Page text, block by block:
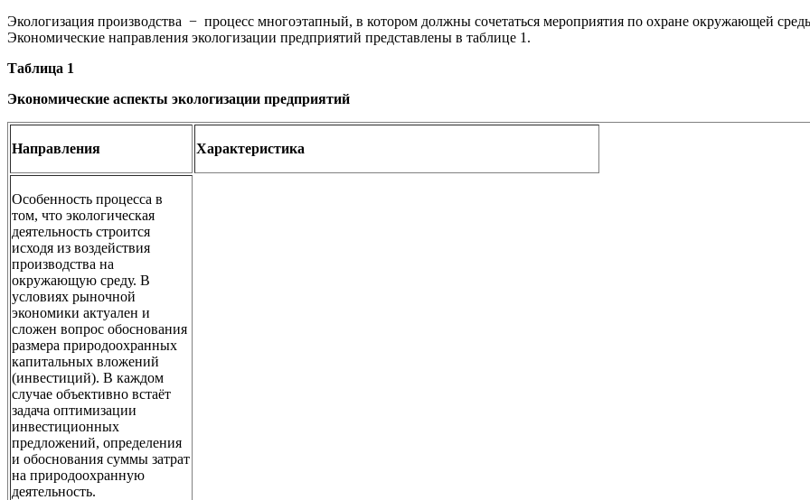
Экологизация производства − процесс многоэтапный, в котором должны сочетаться мероприятия по охране окружающей
Экономические направления экологизации предприятий представлены в таблице 1.
Таблица 1
Экономические аспекты экологизации предприятий
Направления Характеристика
Особенность процесса в
том, что экологическая
деятельность строится
исходя из воздействия
производства на
окружающую среду. В
условиях рыночной
экономики актуален и
сложен вопрос обоснования
размера природоохранных
капитальных вложений
(инвестиций). В каждом
случае объективно встаёт
задача оптимизации
инвестиционных
предложений, определения
и обоснования суммы затрат
на природоохранную
деятельность.